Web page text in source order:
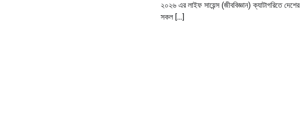
২০২৬ এর লাইফ সায়েন্স (জীববিজ্ঞান) ক্যাটাগরিতে দেশের
সকল […]